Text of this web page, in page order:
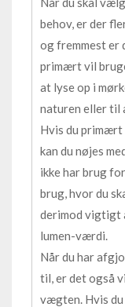
behov, er der
og fremmest er
primært vil
at lyse op i
naturen eller til
Hvis du primært
kan du nøjes
ikke har brug
brug, hvor du
derimod vigtigt
lumen-værdi.
Når du har
til, er det også
vægten. Hvis du